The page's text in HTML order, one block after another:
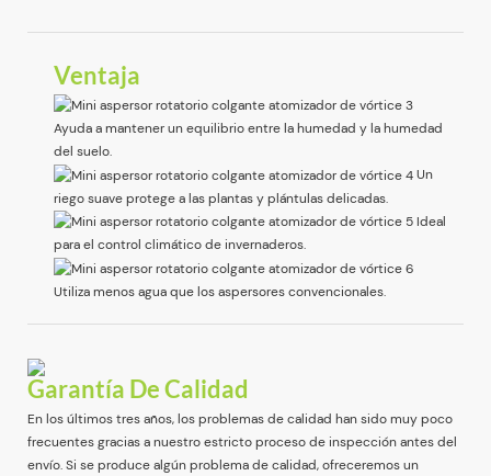
Ventaja
Ayuda a mantener un equilibrio entre la humedad y la humedad
del suelo.
Un
riego suave protege a las plantas y plántulas delicadas.
Ideal
para el control climático de invernaderos.
Utiliza menos agua que los aspersores convencionales.
Garantía De Calidad
En los últimos tres años, los problemas de calidad han sido muy poco
frecuentes gracias a nuestro estricto proceso de inspección antes del
envío. Si se produce algún problema de calidad, ofreceremos un